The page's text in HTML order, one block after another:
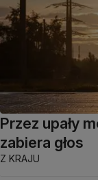
Przez upały
zabiera głos
Z KRAJU